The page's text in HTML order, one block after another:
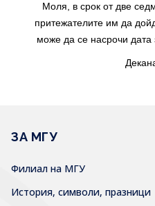
Моля, в срок от две
притежателите им да
може да се насрочи дата
ЗА МГУ
Филиал на МГУ
История, символи, празници